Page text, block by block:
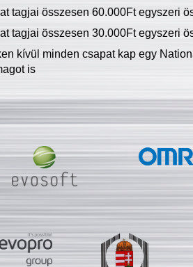
tagjai összesen 60.000Ft egyszeri
tagjai összesen 30.000Ft egyszeri
kívül minden csapat kap egy
is